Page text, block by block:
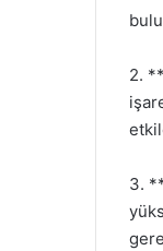
2.
3.